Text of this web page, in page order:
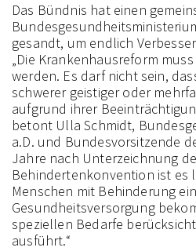
Das Bündnis hat einen
gesandt, um endlich
„Die Krankenhausreform
werden. Es darf nicht sein,
schwerer geistiger oder
aufgrund ihrer
betont Ulla Schmidt,
a.D. und Bundesvorsitzende
Jahre nach Unterzeichnung
Behindertenkonvention ist es
Menschen mit Behinderung
Gesundheitsversorgung
speziellen Bedarfe
ausführt.“